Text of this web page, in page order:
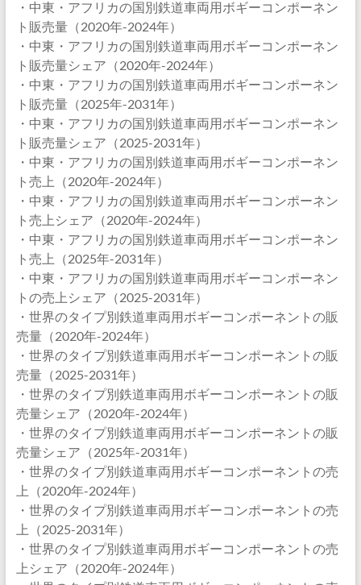
・中東・アフリカの国別鉄道車両用ボギーコンポーネン
ト販売量（2020年-2024年）
・中東・アフリカの国別鉄道車両用ボギーコンポーネン
ト販売量シェア（2020年-2024年）
・中東・アフリカの国別鉄道車両用ボギーコンポーネン
ト販売量（2025年-2031年）
・中東・アフリカの国別鉄道車両用ボギーコンポーネン
ト販売量シェア（2025-2031年）
・中東・アフリカの国別鉄道車両用ボギーコンポーネン
ト売上（2020年-2024年）
・中東・アフリカの国別鉄道車両用ボギーコンポーネン
ト売上シェア（2020年-2024年）
・中東・アフリカの国別鉄道車両用ボギーコンポーネン
ト売上（2025年-2031年）
・中東・アフリカの国別鉄道車両用ボギーコンポーネン
トの売上シェア（2025-2031年）
・世界のタイプ別鉄道車両用ボギーコンポーネントの販
売量（2020年-2024年）
・世界のタイプ別鉄道車両用ボギーコンポーネントの販
売量（2025-2031年）
・世界のタイプ別鉄道車両用ボギーコンポーネントの販
売量シェア（2020年-2024年）
・世界のタイプ別鉄道車両用ボギーコンポーネントの販
売量シェア（2025年-2031年）
・世界のタイプ別鉄道車両用ボギーコンポーネントの売
上（2020年-2024年）
・世界のタイプ別鉄道車両用ボギーコンポーネントの売
上（2025-2031年）
・世界のタイプ別鉄道車両用ボギーコンポーネントの売
上シェア（2020年-2024年）